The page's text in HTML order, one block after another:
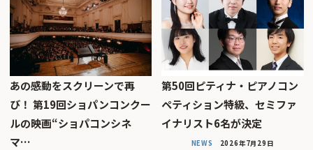
あの感動をスクリーンで再
び！ 第19回ショパンコンクー
ルの映画“ショパコンシネ
マ…
第50回ピティナ・ピアノコン
ペティション特級、セミファ
イナリスト6名が決定
NEWS 2026年7月29日